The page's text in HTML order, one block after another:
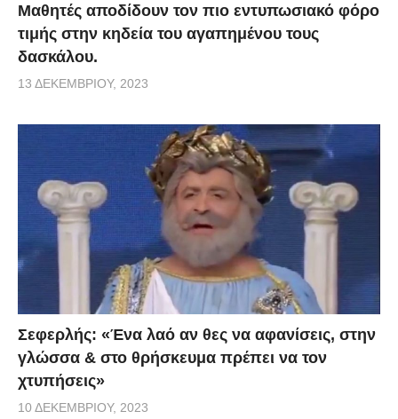
Μαθητές αποδίδουν τον πιο εντυπωσιακό φόρο
τιμής στην κηδεία του αγαπημένου τους
δασκάλου.
13 ΔΕΚΕΜΒΡΊΟΥ, 2023
Σεφερλής: «Ένα λαό αν θες να αφανίσεις, στην
γλώσσα & στο θρήσκευμα πρέπει να τον
χτυπήσεις»
10 ΔΕΚΕΜΒΡΊΟΥ, 2023